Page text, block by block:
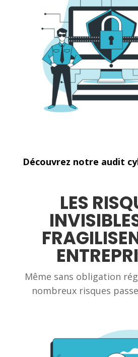
Découvrez notre audit
LES
Même sans obligation
nombreux risques